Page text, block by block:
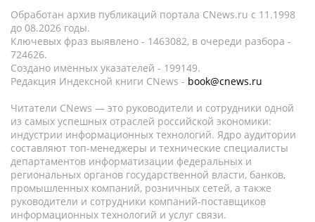
Обработан архив публикаций портала CNews.ru c 11.1998
до 08.2026 годы.
Ключевых фраз выявлено - 1463082, в очереди разбора -
724626.
Создано именных указателей - 199149.
Редакция Индексной книги CNews - book@cnews.ru
Читатели CNews — это руководители и сотрудники одной
из самых успешных отраслей российской экономики:
индустрии информационных технологий. Ядро аудитории
составляют топ-менеджеры и технические специалисты
департаментов информатизации федеральных и
региональных органов государственной власти, банков,
промышленных компаний, розничных сетей, а также
руководители и сотрудники компаний-поставщиков
информационных технологий и услуг связи.